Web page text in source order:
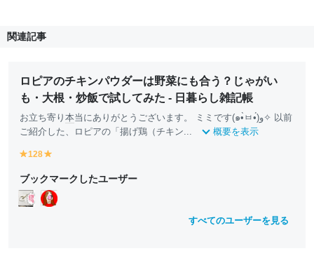
関連記事
ロピアのチキンパウダーは野菜にも合う？じゃがい
も・大根・炒飯で試してみた - 日暮らし雑記帳
お立ち寄り 本当にありがとうございます。 ミミです(๑•̀ㅂ•́)و✧ 以前
ご紹介した、ロピアの「揚げ鶏（チキン...
概要を表示
y
ll
o
w
128
ll
o
w
ブックマークしたユーザー
すべてのユーザーを見る